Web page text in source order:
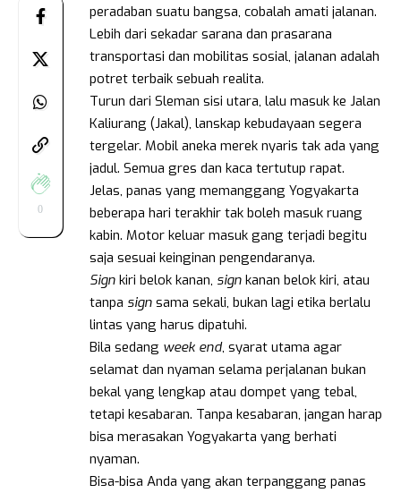
0
peradaban suatu bangsa, cobalah amati jalanan.
Lebih dari sekadar sarana dan prasarana
transportasi dan mobilitas sosial, jalanan adalah
potret terbaik sebuah realita.
Turun dari Sleman sisi utara, lalu masuk ke Jalan
Kaliurang (Jakal), lanskap kebudayaan segera
tergelar. Mobil aneka merek nyaris tak ada yang
jadul. Semua gres dan kaca tertutup rapat.
Jelas, panas yang memanggang Yogyakarta
beberapa hari terakhir tak boleh masuk ruang
kabin. Motor keluar masuk gang terjadi begitu
saja sesuai keinginan pengendaranya.
Sign kiri belok kanan, sign kanan belok kiri, atau
tanpa sign sama sekali, bukan lagi etika berlalu
lintas yang harus dipatuhi.
Bila sedang week end, syarat utama agar
selamat dan nyaman selama perjalanan bukan
bekal yang lengkap atau dompet yang tebal,
tetapi kesabaran. Tanpa kesabaran, jangan harap
bisa merasakan Yogyakarta yang berhati
nyaman.
Bisa-bisa Anda yang akan terpanggang panas